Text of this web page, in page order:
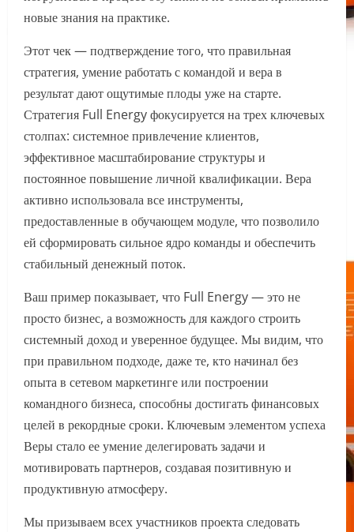
новые знания на практике.
Этот чек — подтверждение того, что правильная
стратегия, умение работать с командой и вера в
результат дают ощутимые плоды уже на старте.
Стратегия Full Energy фокусируется на трех ключевых
столпах: системное привлечение клиентов,
эффективное масштабирование структуры и
постоянное повышение личной квалификации. Вера
активно использовала все инструменты,
предоставленные в обучающем модуле, что позволило
ей сформировать сильное ядро команды и обеспечить
стабильный денежный поток.
Ваш пример показывает, что Full Energy — это не
просто бизнес, а возможность для каждого строить
системный доход и уверенное будущее. Мы видим, что
при правильном подходе, даже те, кто начинал без
опыта в сетевом маркетинге или построении
командного бизнеса, способны достигать финансовых
целей в рекордные сроки. Ключевым элементом успеха
Веры стало ее умение делегировать задачи и
мотивировать партнеров, создавая позитивную и
продуктивную атмосферу.
Мы призываем всех участников проекта следовать